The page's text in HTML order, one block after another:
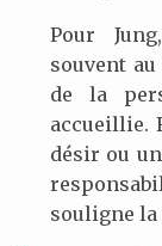
Pour
souvent
de la
accueillie.
désir ou
souligne la